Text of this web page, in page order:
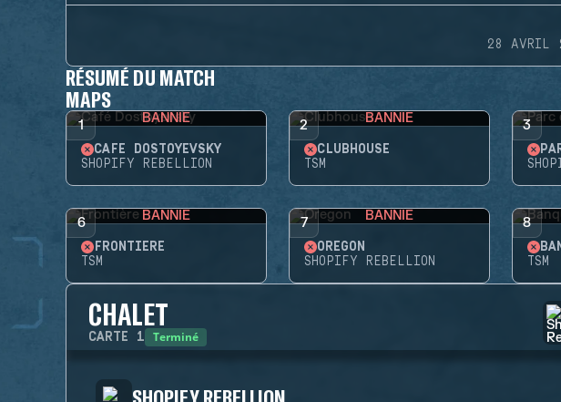
28 AVRIL
RÉSUMÉ DU MATCH
MAPS
1 BANNIE
CAFÉ DOSTOYEVSKY
SHOPIFY REBELLION
2 BANNIE
CLUBHOUSE
TSM
3
6 BANNIE
FRONTIÈRE
TSM
7 BANNIE
OREGON
SHOPIFY REBELLION
8
TSM
CHALET
CARTE 1 Terminé